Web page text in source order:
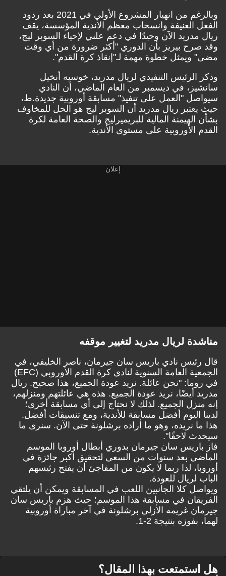
وبالرغم من انهيار المشروع الأولي في 2021 بعد ردود
الفعل العنيفة وانسحاب معظم الأندية المؤسسة، يقف
ريال مدريد الآن وحيدًا في دعم علني لإحياء السوبر ليج،
وقد صرح بيريز بأن الدوري "أكثر ضرورة من أي وقت
مضى" ويمثل خطوة مهمة لـ"إنقاذ كرة القدم".
وذكر الرئيس التنفيذي لريال مدريد، خوسيه أنخيل
سانشيز، في ديسمبر من العام الماضي، أن النادي
سيواصل "العمل على تنفيذ" مسابقة أوروبية جديدة.ط،
حيث يعتبر ريال مدريد أن السوبر ليج هو الحل للمخاوف
بشأن الهيمنة المالية للبريميرليج والصحة العامة لكرة
القدم الأوروبية على مستوى الأندية.
مناشدة لريال مدريد لتغيير موقفه
قال رئيس نادي باريس سان جيرمان، ناصر الخليفي، في
الجمعية العامة السنوية لنادي كرة القدم الأوروبي (EFC)
في روما: "نحن عائلة. نريد عودة الجميع، هذا صحيح. ريال
مدريد أيضًا، نريد عودة الجميع. هذه هي عائلتهم ومنزلهم،
إنه منزل الجميع. لذلك لا نحتاج إلى أي مسابقة أخرى؛
لدينا اليوم أفضل مسابقة للأندية، ومع تنسيقات أفضل.
هذا ما نريده، وهو ما أراده برشلونة حتى الآن. سنرى ما
سيحدث لاحقًا".
فاز باريس سان جيرمان بدوري أبطال أوروبا الموسم
الماضي بعد سنوات من السعي لتحقيق أكبر جائزة في
أوروبا، لذا ربما لا يكون من المفاجئ أن يفتح رئيسهم
الباب لريال للعودة.
ويواصل كلا الجانبين اللعب في المسابقة ويمكن أن يلتقي
الفريقان في مسابقة هذا الموسم؛ حيث هزم باريس سان
جيرمان غريمه الأزلي برشلونة في آخر مباراة أوروبية
لهما، بفوزه بنتيجة 2-1.
هل استمتعت بهذا المقال؟